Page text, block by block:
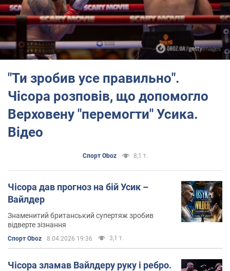
"Ти зробив усе правильно".
Чісора розповів, що допомогло
Верховену "перемогти" Усика.
Відео
Спорт Oboz 8,1 т.
Чісора дав прогноз на бій Усик –
Вайлдер
Знаменитий британський супертяж зробив
відверте зізнання
Спорт Oboz 8.04.2026 19:36 3,1 т.
Чісора зламав Вайлдеру руку і ребро.